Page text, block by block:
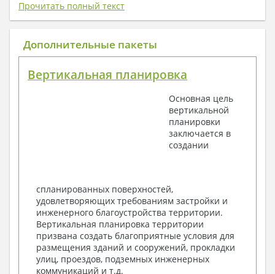
1. Архитектурный раздел:
Общие данные по проекту
Поэтажные маркировочные планы с
Разрезы и состав конструкций
Фасады с ведомостью внешних отделок
Элементы проемов – спецификация
Ведомость перемычек – сечения и
Архитектурные узлы в конструкциях
2. Конструктивный раздел:
Общие данные по проекту
Схемы расположения и расчеты фундаментов
Элементы каркаса – схемы расположения
Схема расположения перекрытий
Прочитать полный текст
Дополнительные пакеты
Вертикальная планировка
Основная цель
вертикальной
планировки
заключается в
создании
спланированных поверхностей,
удовлетворяющих требованиям застройки и
инженерного благоустройства территории.
Вертикальная планировка территории
призвана создать благоприятные условия для
размещения зданий и сооружений, прокладки
улиц, проездов, подземных инженерных
коммуникаций и т.д.